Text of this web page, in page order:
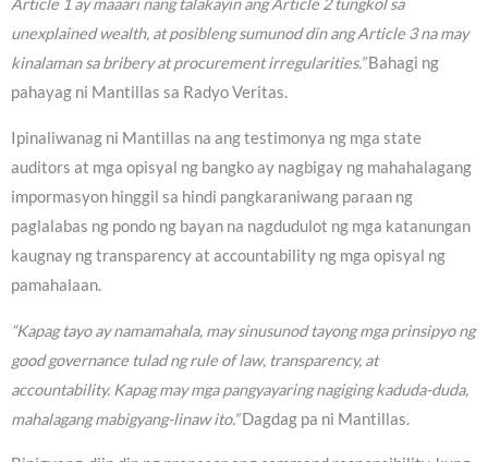
Article 1 ay maaari nang talakayin ang Article 2 tungkol sa
unexplained wealth, at posibleng sumunod din ang Article 3 na may
kinalaman sa bribery at procurement irregularities.”Bahagi ng
pahayag ni Mantillas sa Radyo Veritas.
Ipinaliwanag ni Mantillas na ang testimonya ng mga state
auditors at mga opisyal ng bangko ay nagbigay ng mahahalagang
impormasyon hinggil sa hindi pangkaraniwang paraan ng
paglalabas ng pondo ng bayan na nagdudulot ng mga katanungan
kaugnay ng transparency at accountability ng mga opisyal ng
pamahalaan.
“Kapag tayo ay namamahala, may sinusunod tayong mga prinsipyo ng
good governance tulad ng rule of law, transparency, at
accountability. Kapag may mga pangyayaring nagiging kaduda-duda,
mahalagang mabigyang-linaw ito.”Dagdag pa ni Mantillas.